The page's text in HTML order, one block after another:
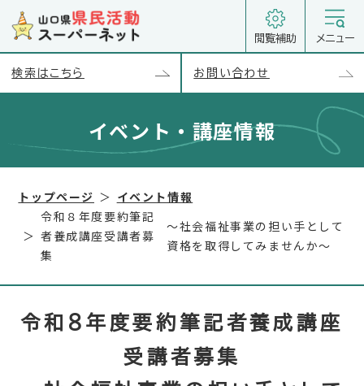
閲覧補助 メニュー
検索はこちら お問い合わせ
イベント・講座情報